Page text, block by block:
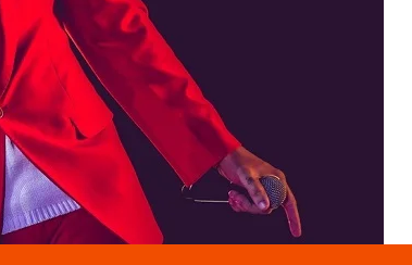
Sobre Nosotros
Contactos